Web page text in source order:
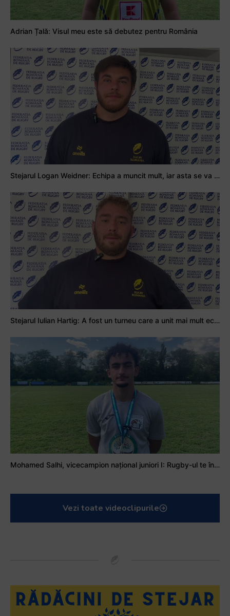
Adrian Țală: Visul meu este să debutez pentru România
Stejarul Logan Weidner: Echipa a muncit mult, iar asta se va vedea în meciurile de la Nations Cup
Stejarul Iulian Hartig: A fost un turneu care a unit mai mult echipa
Mohamed Salhi, vicecampion național juniori I: Rugby-ul te învață să accepți și înfrângerile
Vezi toate videoclipurile